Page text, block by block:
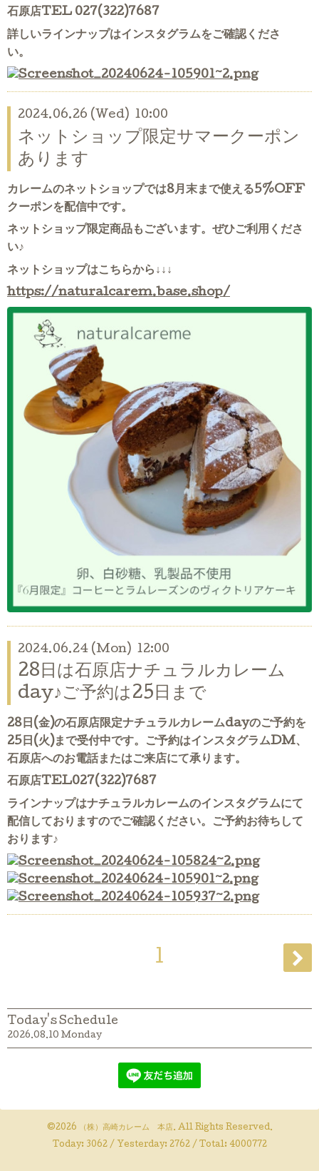
石原店TEL 027(322)7687
詳しいラインナップはインスタグラムをご確認くださ
い。
2024.06.26 (Wed) 10:00
ネットショップ限定サマークーポン
あります
カレームのネットショップでは8月末まで使える5%OFF
クーポンを配信中です。
ネットショップ限定商品もございます。ぜひご利用くださ
い♪
ネットショップはこちらから↓↓↓
https://naturalcarem.base.shop/
2024.06.24 (Mon) 12:00
28日は石原店ナチュラルカレーム
day♪ご予約は25日まで
28日(金)の石原店限定ナチュラルカレームdayのご予約を
25日(火)まで受付中です。ご予約はインスタグラムDM、
石原店へのお電話またはご来店にて承ります。
石原店TEL027(322)7687
ラインナップはナチュラルカレームのインスタグラムにて
配信しておりますのでご確認ください。ご予約お待ちして
おります♪
1
Today's Schedule
2026.08.10 Monday
©2026 （株）高崎カレーム 本店. All Rights Reserved.
Today: 3062/ Yesterday: 2762/ Total: 4000772